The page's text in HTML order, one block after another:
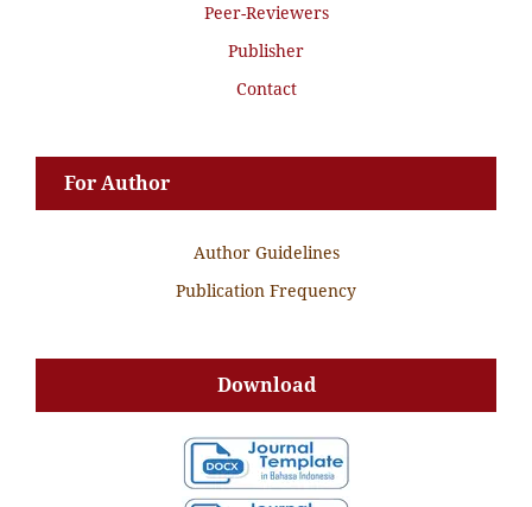
Peer-Reviewers
Publisher
Contact
For Author
Author Guidelines
Publication Frequency
Download